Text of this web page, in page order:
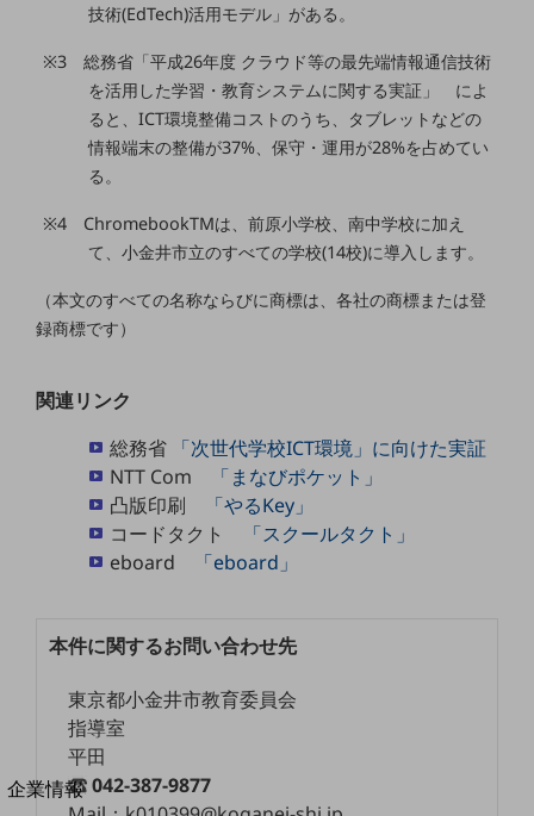
セキュリティ
その他のお悩みはこちら
業界から見つける
業界から見つけるTOP
建設業
地域産業
ゲーム感覚で見つける
NTTドコモビジネス
オンラインショップ
モバイル・ICTサービスをオンラインで
相談・申し込みができるバーチャルショップ
法人向けモバイルトップ
新規会員登録/ログインはこちら
100回線以上のお問い合わせ・お見積りはこちら
別ウィンドウで開きます
企業情報
技術(EdTech)活用モデル」がある。
※3 総務省「平成26年度 クラウド等の最先端情報通信技術
を活用した学習・教育システムに関する実証」 によ
ると、ICT環境整備コストのうち、タブレットなどの
情報端末の整備が37%、保守・運用が28%を占めてい
る。
※4 ChromebookTMは、前原小学校、南中学校に加え
て、小金井市立のすべての学校(14校)に導入します。
（本文のすべての名称ならびに商標は、各社の商標または登
録商標です）
関連リンク
総務省 「次世代学校ICT環境」に向けた実証
NTT Com
「まなびポケット」
凸版印刷
「やるKey」
コードタクト
「スクールタクト」
eboard
「eboard」
本件に関するお問い合わせ先
東京都小金井市教育委員会
指導室
平田
042-387-9877